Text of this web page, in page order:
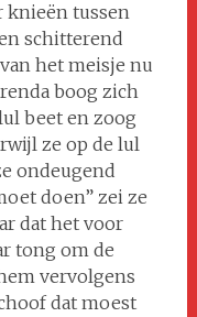
knieën tussen
schitterend
het meisje nu
boog zich
beet en zoog
ze op de lul
ondeugend
doen” zei ze
dat het voor
tong om de
vervolgens
dat moest